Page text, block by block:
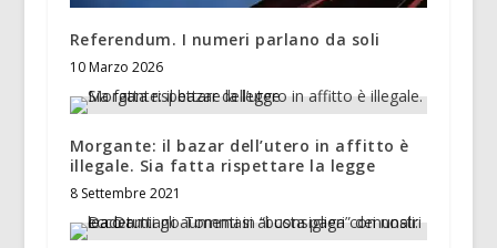
Referendum. I numeri parlano da soli
10 Marzo 2026
Morgante: il bazar dell’utero in affitto è
illegale. Sia fatta rispettare la legge
8 Settembre 2021